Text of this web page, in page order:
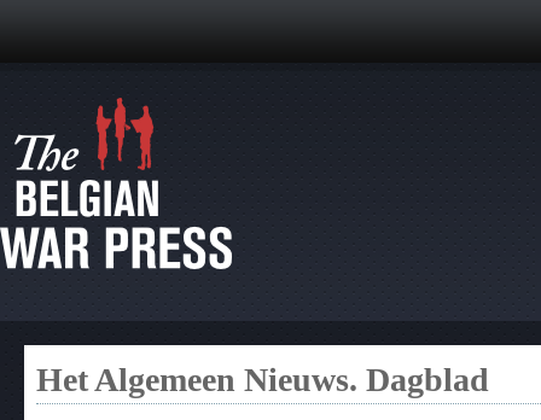
Het Algemeen Nieuws. Dagblad